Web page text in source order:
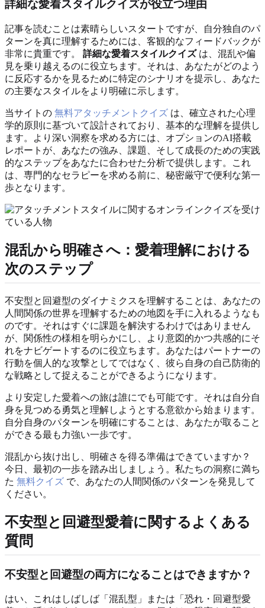
詳細な愛着スタイルクイズが役立つ理由
記事を読むことは素晴らしいスタートですが、自分独自のパ
ターンを真に理解するためには、客観的なフィードバックが
非常に貴重です。 詳細な愛着スタイルクイズは、混乱や偏
見を乗り越えるのに役立ちます。それは、あなたがどのよう
に反応するかを見るために特定のシナリオを提示し、あなた
の主要なスタイルをより明確に示します。
当サイトの 無料アタッチメントクイズ は、確立された心理
学的原則に基づいて設計されており、基本的な理解を提供し
ます。より深い洞察を求める方には、オプションのAI搭載
レポートが、あなたの強み、課題、そして成長のための実践
的なステップをあなたに合わせた分析で提供します。これ
は、専門的なセラピーを求める前に、秘密厳守で便利な第一
歩となります。
混乱から明確さへ：愛着理解における
次のステップ
不安型と回避型のダイナミクスを理解することは、あなたの
人間関係の世界を理解するための地図を手に入れるようなも
のです。それはすぐに課題を解決するわけではありません
が、関係性の様相を明らかにし、より意図的かつ共感的にそ
れをナビゲートするのに役立ちます。あなたはパートナーの
行動を個人的な攻撃としてではなく、彼ら自身の自己防衛的
な戦略として捉えることができるようになります。
より安定した愛着への旅は誰にでも可能です。それは自分自
身を見つめる勇気と理解しようとする意欲から始まります。
自分自身のパターンを明確にすることは、あなたが取ること
ができる最も力強い一歩です。
混乱から抜け出し、明確さを得る準備はできていますか？
今日、最初の一歩を踏み出しましょう。私たちの洞察に満ち
た 無料クイズ で、あなたの人間関係のパターンを発見して
ください。
不安型と回避型愛着に関するよくある
質問
不安型と回避型の両方になることはできますか？
はい、これはしばしば「混乱型」または「恐れ・回避型愛